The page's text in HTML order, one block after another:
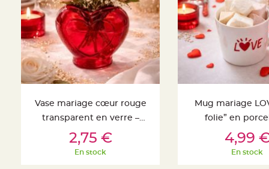
Mariage
Fleurs
décoratives
Mariage
Marque
place
porte
Ajouter Au Panier
Vase mariage cœur rouge
transparent en verre –
Décoration romantique
élégante
2,75 €
En stock
Ajouter Au
Mug mariage
folie” en
blanche –
romantique
4,99
En stock